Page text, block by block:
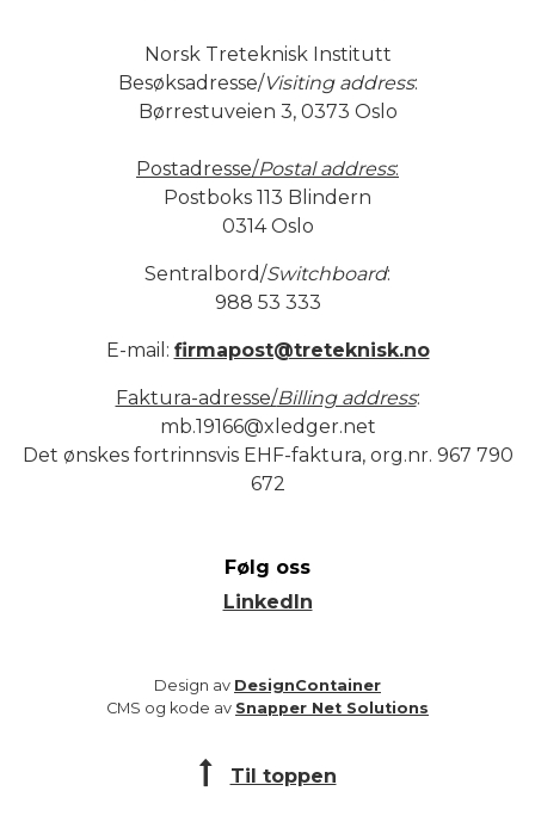
Norsk Treteknisk Institutt
Besøksadresse/Visiting address:
Børrestuveien 3, 0373 Oslo
Postadresse/Postal address:
Postboks 113 Blindern
0314 Oslo
Sentralbord/Switchboard:
988 53 333
E-mail: firmapost@treteknisk.no
Faktura-adresse/Billing address:
mb.19166@xledger.net
Det ønskes fortrinnsvis EHF-faktura, org.nr. 967 790
672
Følg oss
LinkedIn
Design av DesignContainer
CMS og kode av Snapper Net Solutions
Til toppen